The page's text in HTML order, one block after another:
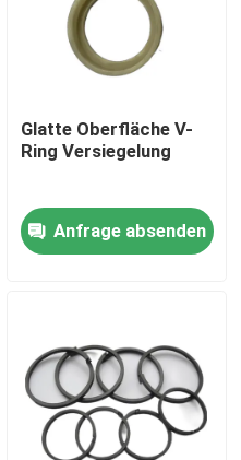
Glatte Oberfläche V-
Ring Versiegelung
Anfrage absenden